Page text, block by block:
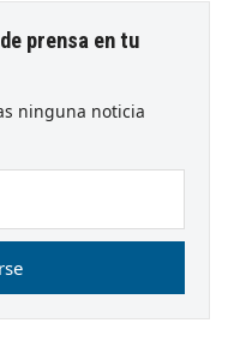
prensa en tu
ninguna noticia